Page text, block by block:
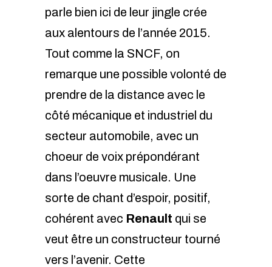
parle bien ici de leur jingle crée
aux alentours de l’année 2015.
Tout comme la SNCF, on
remarque une possible volonté de
prendre de la distance avec le
côté mécanique et industriel du
secteur automobile, avec un
choeur de voix prépondérant
dans l’oeuvre musicale. Une
sorte de chant d’espoir, positif,
cohérent avec Renault qui se
veut être un constructeur tourné
vers l’avenir. Cette